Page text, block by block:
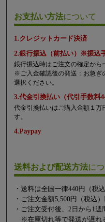
お支払い方法について
1.クレジットカード決済
2.銀行振込（前払い）※振込
銀行振込時はご注文の確定から
※ご入金確認後の発送：お急ぎ
選択ください。
3.代金引換払い（代引手数料
代金引換払いはご購入金額１万
す。
4.Paypay
送料および配送方法に
・送料は全国一律440円（税込
・ご注文金額5,500円（税込
・ご注文受付後、2日から1週
※在庫切れ等で発送が遅れ